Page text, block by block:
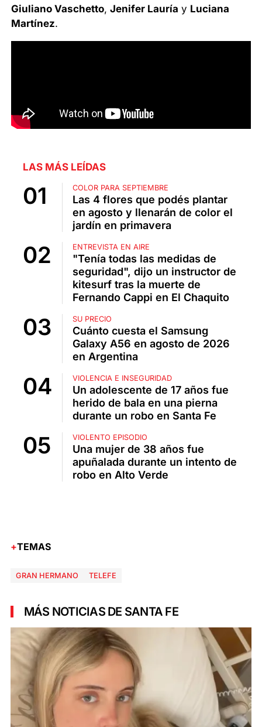
Giuliano Vaschetto,Jenifer Lauría y Luciana
Martínez.
LAS MÁS LEÍDAS
COLOR PARA SEPTIEMBRE
Las 4 flores que podés plantar
en agosto y llenarán de color el
jardín en primavera
ENTREVISTA EN AIRE
"Tenía todas las medidas de
seguridad", dijo un instructor de
kitesurf tras la muerte de
Fernando Cappi en El Chaquito
SU PRECIO
Cuánto cuesta el Samsung
Galaxy A56 en agosto de 2026
en Argentina
VIOLENCIA E INSEGURIDAD
Un adolescente de 17 años fue
herido de bala en una pierna
durante un robo en Santa Fe
VIOLENTO EPISODIO
Una mujer de 38 años fue
apuñalada durante un intento de
robo en Alto Verde
TEMAS
GRAN HERMANO TELEFE
MÁS NOTICIAS DE SANTA FE